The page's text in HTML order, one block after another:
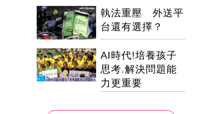
執法重壓 外送平
台還有選擇？
AI時代!培養孩子
思考.解決問題能
力更重要